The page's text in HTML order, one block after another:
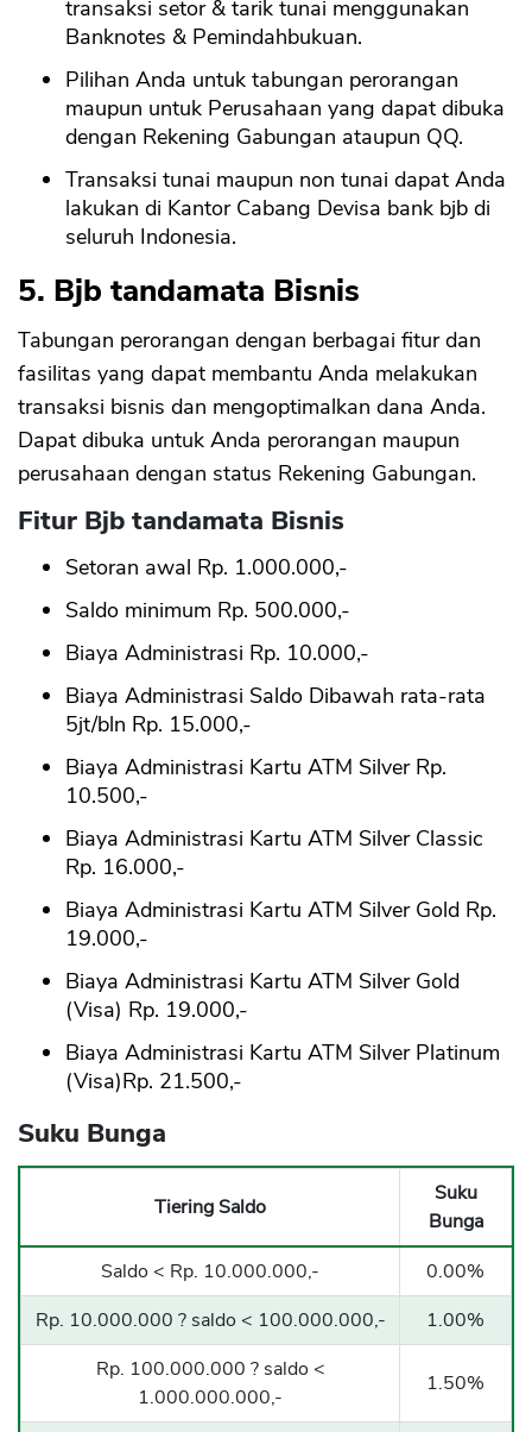
transaksi setor & tarik tunai menggunakan
Banknotes & Pemindahbukuan.
Pilihan Anda untuk tabungan perorangan
maupun untuk Perusahaan yang dapat dibuka
dengan Rekening Gabungan ataupun QQ.
Transaksi tunai maupun non tunai dapat Anda
lakukan di Kantor Cabang Devisa bank bjb di
seluruh Indonesia.
5. Bjb tandamata Bisnis
Tabungan perorangan dengan berbagai fitur dan
fasilitas yang dapat membantu Anda melakukan
transaksi bisnis dan mengoptimalkan dana Anda.
Dapat dibuka untuk Anda perorangan maupun
perusahaan dengan status Rekening Gabungan.
Fitur Bjb tandamata Bisnis
Setoran awal Rp. 1.000.000,-
Saldo minimum Rp. 500.000,-
Biaya Administrasi Rp. 10.000,-
Biaya Administrasi Saldo Dibawah rata-rata
5jt/bln Rp. 15.000,-
Biaya Administrasi Kartu ATM Silver Rp.
10.500,-
Biaya Administrasi Kartu ATM Silver Classic
Rp. 16.000,-
Biaya Administrasi Kartu ATM Silver Gold Rp.
19.000,-
Biaya Administrasi Kartu ATM Silver Gold
(Visa) Rp. 19.000,-
Biaya Administrasi Kartu ATM Silver Platinum
(Visa)Rp. 21.500,-
Suku Bunga
Tiering Saldo
Suku
Bunga
Saldo < Rp. 10.000.000,-
0.00%
Rp. 10.000.000 ? saldo < 100.000.000,-
1.00%
Rp. 100.000.000 ? saldo <
1.000.000.000,-
1.50%